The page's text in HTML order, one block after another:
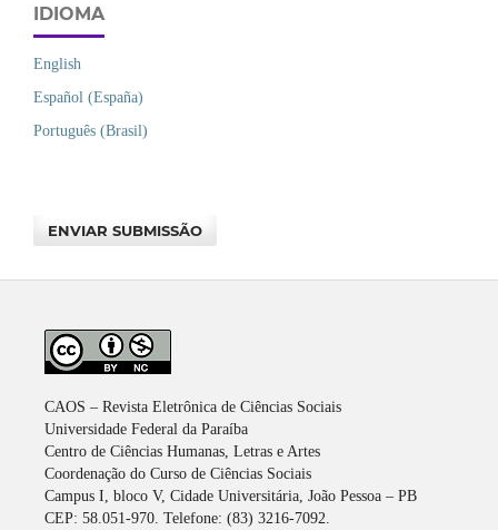
IDIOMA
English
Español (España)
Português (Brasil)
ENVIAR SUBMISSÃO
CAOS – Revista Eletrônica de Ciências Sociais
Universidade Federal da Paraíba
Centro de Ciências Humanas, Letras e Artes
Coordenação do Curso de Ciências Sociais
Campus I, bloco V, Cidade Universitária, João Pessoa – PB
CEP: 58.051-970. Telefone: (83) 3216-7092.